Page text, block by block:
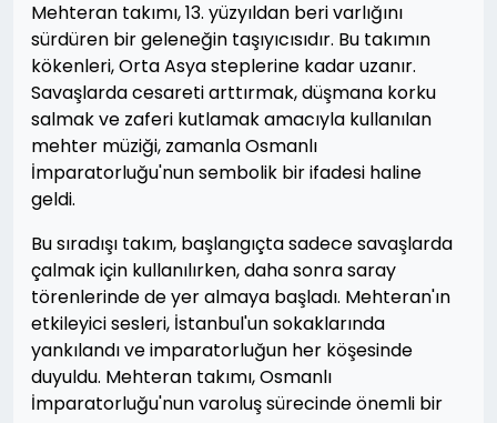
Mehteran takımı, 13. yüzyıldan beri varlığını
sürdüren bir geleneğin taşıyıcısıdır. Bu takımın
kökenleri, Orta Asya steplerine kadar uzanır.
Savaşlarda cesareti arttırmak, düşmana korku
salmak ve zaferi kutlamak amacıyla kullanılan
mehter müziği, zamanla Osmanlı
İmparatorluğu'nun sembolik bir ifadesi haline
geldi.
Bu sıradışı takım, başlangıçta sadece savaşlarda
çalmak için kullanılırken, daha sonra saray
törenlerinde de yer almaya başladı. Mehteran'ın
etkileyici sesleri, İstanbul'un sokaklarında
yankılandı ve imparatorluğun her köşesinde
duyuldu. Mehteran takımı, Osmanlı
İmparatorluğu'nun varoluş sürecinde önemli bir